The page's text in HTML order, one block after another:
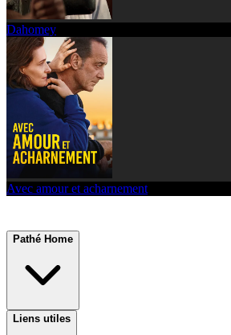
Dahomey
Avec amour et acharnement
Pathé Home
Liens utiles